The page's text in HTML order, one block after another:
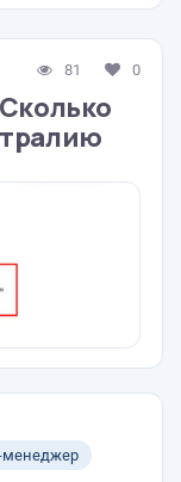
81 0
менеджер